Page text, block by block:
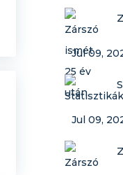
Jul 09,
Jul 09,